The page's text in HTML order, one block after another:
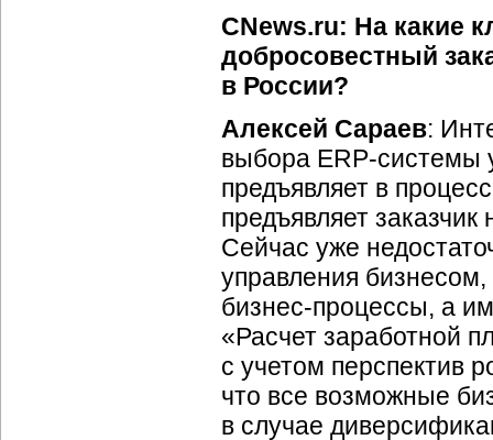
CNews.ru: На какие
добросовестный
в России?
Алексей Сараев:
выбора ERP-системы
предъявляет в
предъявляет
Сейчас уже
управления бизнесом,
бизнес-процессы, а
«Расчет заработной
с учетом перспектив
что все возможные
в случае